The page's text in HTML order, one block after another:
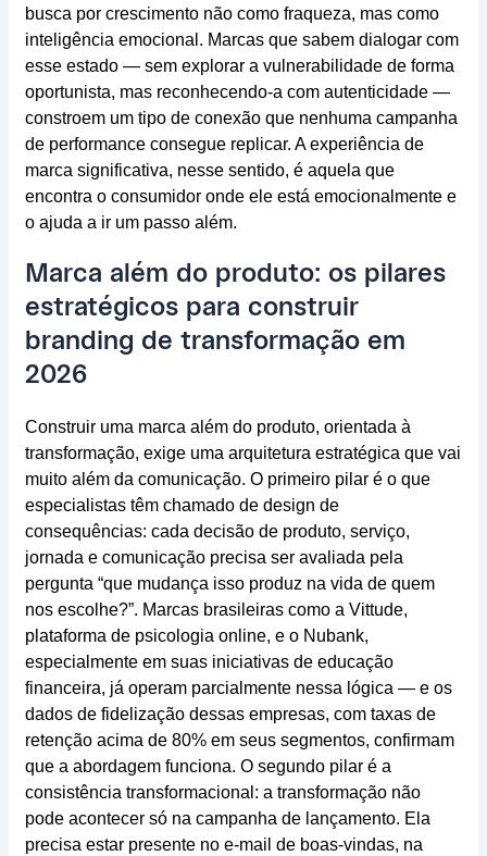
busca por crescimento não como fraqueza, mas como
inteligência emocional. Marcas que sabem dialogar com
esse estado — sem explorar a vulnerabilidade de forma
oportunista, mas reconhecendo-a com autenticidade —
constroem um tipo de conexão que nenhuma campanha
de performance consegue replicar. A experiência de
marca significativa, nesse sentido, é aquela que
encontra o consumidor onde ele está emocionalmente e
o ajuda a ir um passo além.
Marca além do produto: os pilares
estratégicos para construir
branding de transformação em
2026
Construir uma marca além do produto, orientada à
transformação, exige uma arquitetura estratégica que vai
muito além da comunicação. O primeiro pilar é o que
especialistas têm chamado de design de
consequências: cada decisão de produto, serviço,
jornada e comunicação precisa ser avaliada pela
pergunta “que mudança isso produz na vida de quem
nos escolhe?”. Marcas brasileiras como a Vittude,
plataforma de psicologia online, e o Nubank,
especialmente em suas iniciativas de educação
financeira, já operam parcialmente nessa lógica — e os
dados de fidelização dessas empresas, com taxas de
retenção acima de 80% em seus segmentos, confirmam
que a abordagem funciona. O segundo pilar é a
consistência transformacional: a transformação não
pode acontecer só na campanha de lançamento. Ela
precisa estar presente no e-mail de boas-vindas, na